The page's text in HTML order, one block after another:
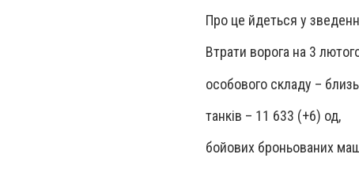
Про це йдеться у
Втрати ворога на 3
особового складу –
танків – 11 633 (+6) од,
бойових броньованих